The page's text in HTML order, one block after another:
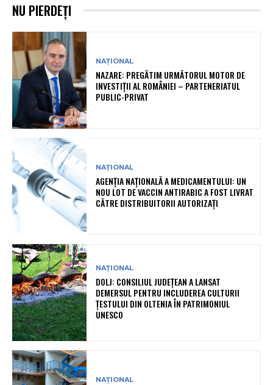
NU PIERDEȚI
NAȚIONAL
NAZARE: PREGĂTIM URMĂTORUL MOTOR DE
INVESTIȚII AL ROMÂNIEI – PARTENERIATUL
PUBLIC-PRIVAT
NAȚIONAL
AGENȚIA NAȚIONALĂ A MEDICAMENTULUI: UN
NOU LOT DE VACCIN ANTIRABIC A FOST LIVRAT
CĂTRE DISTRIBUITORII AUTORIZAȚI
NAȚIONAL
DOLJ: CONSILIUL JUDEȚEAN A LANSAT
DEMERSUL PENTRU INCLUDEREA CULTURII
ȚESTULUI DIN OLTENIA ÎN PATRIMONIUL
UNESCO
NAȚIONAL